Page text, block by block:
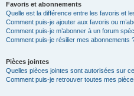
Favoris et abonnements
Quelle est la différence entre les favoris et
Comment puis-je ajouter aux favoris ou
Comment puis-je m’abonner à un forum
Comment puis-je résilier mes abonnements
Pièces jointes
Quelles pièces jointes sont autorisées sur
Comment puis-je retrouver toutes mes